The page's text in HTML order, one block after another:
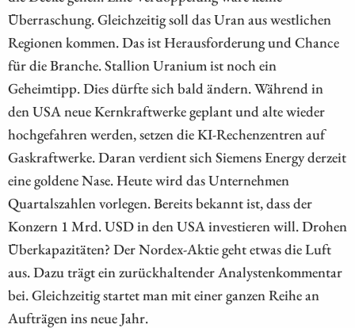
Überraschung. Gleichzeitig soll das Uran aus westlichen
Regionen kommen. Das ist Herausforderung und Chance
für die Branche. Stallion Uranium ist noch ein
Geheimtipp. Dies dürfte sich bald ändern. Während in
den USA neue Kernkraftwerke geplant und alte wieder
hochgefahren werden, setzen die KI-Rechenzentren auf
Gaskraftwerke. Daran verdient sich Siemens Energy derzeit
eine goldene Nase. Heute wird das Unternehmen
Quartalszahlen vorlegen. Bereits bekannt ist, dass der
Konzern 1 Mrd. USD in den USA investieren will. Drohen
Überkapazitäten? Der Nordex-Aktie geht etwas die Luft
aus. Dazu trägt ein zurückhaltender Analystenkommentar
bei. Gleichzeitig startet man mit einer ganzen Reihe an
Aufträgen ins neue Jahr.